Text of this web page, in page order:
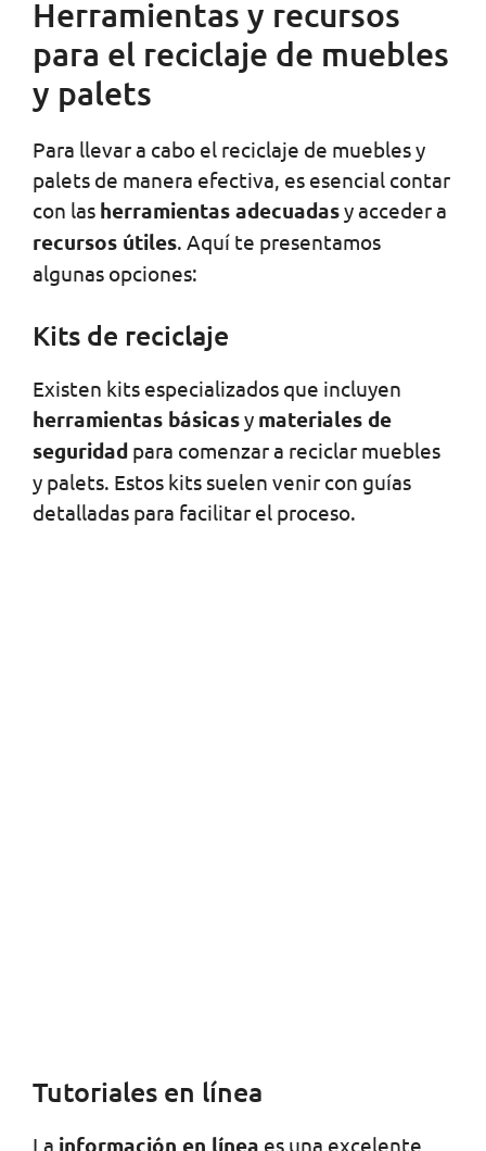
Herramientas y recursos
para el reciclaje de muebles
y palets
Para llevar a cabo el reciclaje de muebles y
palets de manera efectiva, es esencial contar
con las herramientas adecuadasy acceder a
recursos útiles. Aquí te presentamos
algunas opciones:
Kits de reciclaje
Existen kits especializados que incluyen
herramientas básicasy materiales de
seguridad para comenzar a reciclar muebles
y palets. Estos kits suelen venir con guías
detalladas para facilitar el proceso.
Tutoriales en línea
La información en línea es una excelente